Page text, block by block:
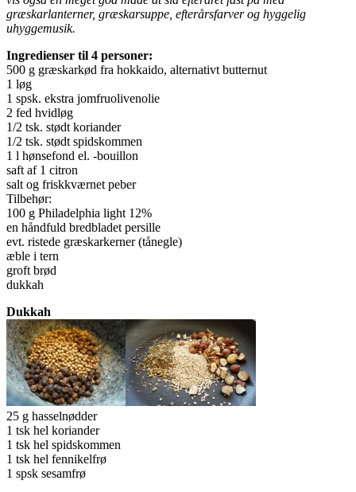
græskarlanterner, græskarsuppe, efterårsfarver og hyggelig
uhyggemusik.
Ingredienser til 4 personer:
500 g græskarkød fra hokkaido, alternativt butternut
1 løg
1 spsk. ekstra jomfruolivenolie
2 fed hvidløg
1/2 tsk. stødt koriander
1/2 tsk. stødt spidskommen
1 l hønsefond el. -bouillon
saft af 1 citron
salt og friskkværnet peber
Tilbehør:
100 g Philadelphia light 12%
en håndfuld bredbladet persille
evt. ristede græskarkerner (tånegle)
æble i tern
groft brød
dukkah
Dukkah
25 g hasselnødder
1 tsk hel koriander
1 tsk hel spidskommen
1 tsk hel fennikelfrø
1 spsk sesamfrø